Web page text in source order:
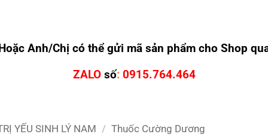
Anh/Chị có thể gửi mã sản phẩm cho Shop
ZALO số: 0915.764.464
YẾU SINH LÝ NAM / Thuốc Cường Dương